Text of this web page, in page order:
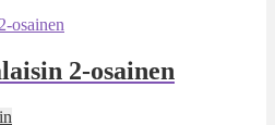
2-osainen